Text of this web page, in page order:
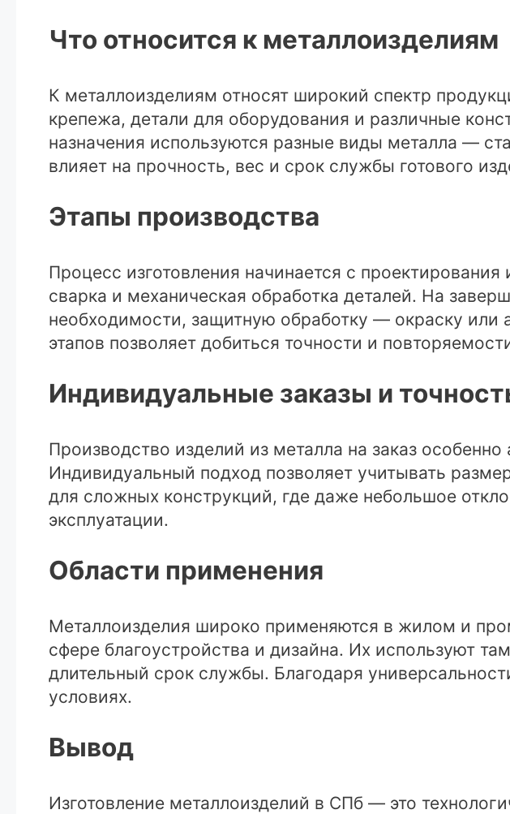
Что относится к металлоизделиям
К металлоизделиям относят широкий спектр
крепежа, детали для оборудования и различные
назначения используются разные виды металла —
влияет на прочность, вес и срок службы готового
Этапы производства
Процесс изготовления начинается с
сварка и механическая обработка деталей. На
необходимости, защитную обработку — окраску или
этапов позволяет добиться точности и
Индивидуальные заказы и
Производство изделий из металла на заказ
Индивидуальный подход позволяет учитывать
для сложных конструкций, где даже небольшое
эксплуатации.
Области применения
Металлоизделия широко применяются в жилом и
сфере благоустройства и дизайна. Их используют
длительный срок службы. Благодаря
условиях.
Вывод
Изготовление металлоизделий в СПб — это